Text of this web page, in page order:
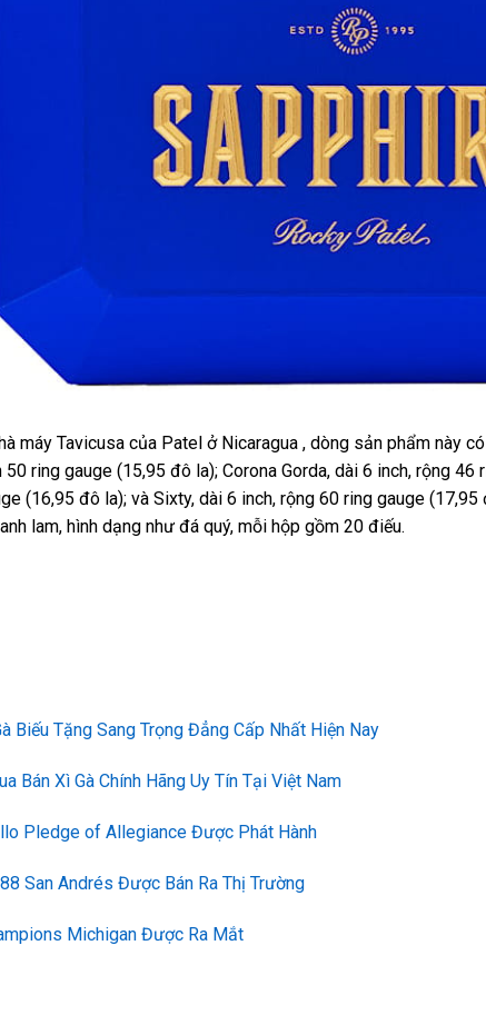
máy Tavicusa của Patel ở Nicaragua , dòng sản phẩm này
ring gauge (15,95 đô la); Corona Gorda, dài 6 inch, rộng
(16,95 đô la); và Sixty, dài 6 inch, rộng 60 ring gauge
lam, hình dạng như đá quý, mỗi hộp gồm 20 điếu.
Biếu Tặng Sang Trọng Đẳng Cấp Nhất Hiện Nay
Bán Xì Gà Chính Hãng Uy Tín Tại Việt Nam
Pledge of Allegiance Được Phát Hành
San Andrés Được Bán Ra Thị Trường
Michigan Được Ra Mắt